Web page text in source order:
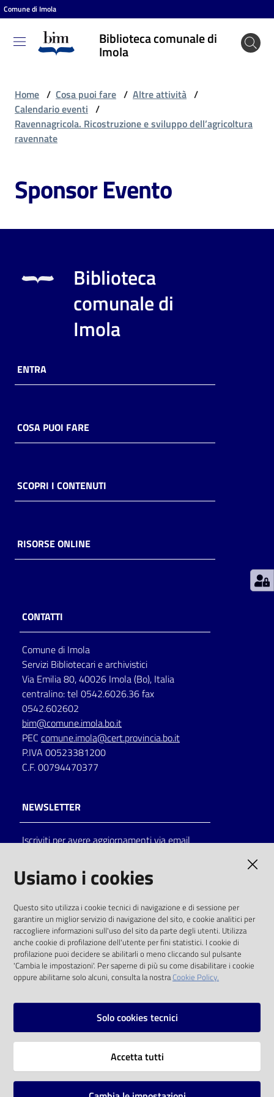
Vai al contenuto
Vai alla navigazione
Vai al footer
Comune di Imola
Biblioteca comunale di
Imola
Biblioteca
comunale
Entra
Cosa
puoi
Archivio
Decentrate
lettura
Seguici
su
Catalogo
Eventi
Chiedi al
bibliotecario
Avvisi
Home / Cosa puoi fare / Altre attività /
Calendario eventi /
Ravennagricola. Ricostruzione e sviluppo dell’agricoltura
ravennate
Sponsor Evento
Biblioteca
comunale di
Imola
ENTRA
COSA PUOI FARE
SCOPRI I CONTENUTI
RISORSE ONLINE
CONTATTI
Comune di Imola
Servizi Bibliotecari e archivistici
Via Emilia 80, 40026 Imola (Bo), Italia
centralino: tel 0542.6026.36 fax
0542.602602
bim@comune.imola.bo.it
PEC comune.imola@cert.provincia.bo.it
P.IVA 00523381200
C.F. 00794470377
NEWSLETTER
Iscriviti per avere aggiornamenti via email
solo alle condizioni previste dalla direttiva
comunitaria 2003/98/CE e dal d.lgs. 36/2006
SOCIAL
Instagram
Vai alla pagina
Usiamo i cookies
Questo sito utilizza i cookie tecnici di navigazione e di sessione per
garantire un miglior servizio di navigazione del sito, e cookie analitici per
raccogliere informazioni sull'uso del sito da parte degli utenti. Utilizza
anche cookie di profilazione dell'utente per fini statistici. I cookie di
profilazione puoi decidere se abilitarli o meno cliccando sul pulsante
'Cambia le impostazioni'. Per saperne di più su come disabilitare i cookie
oppure abilitarne solo alcuni, consulta la nostraCookie Policy.
Solo cookies tecnici
Accetta tutti